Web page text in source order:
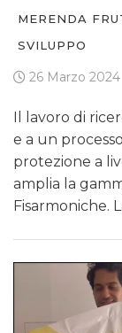
MERENDA
SVILUPPO
26 Marzo 2024
Il lavoro di
e a un
protezione a
amplia la
Fisarmoniche.